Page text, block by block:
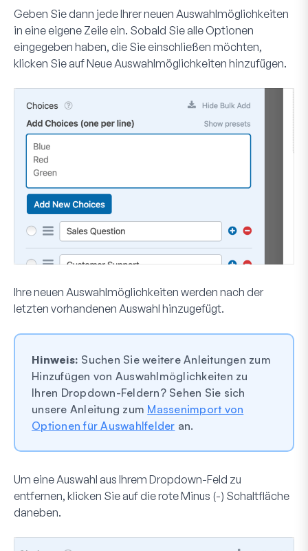
Geben Sie dann jede Ihrer neuen Auswahlmöglichkeiten
in eine eigene Zeile ein. Sobald Sie alle Optionen
eingegeben haben, die Sie einschließen möchten,
klicken Sie aufNeue Auswahlmöglichkeiten hinzufügen.
Ihre neuen Auswahlmöglichkeiten werden nach der
letzten vorhandenen Auswahl hinzugefügt.
Hinweis: Suchen Sie weitere Anleitungen zum
Hinzufügen von Auswahlmöglichkeiten zu
Ihren Dropdown-Feldern? Sehen Sie sich
unsere Anleitung zum Massenimport von
Optionen für Auswahlfelder an.
Um eine Auswahl aus Ihrem Dropdown-Feld zu
entfernen, klicken Sie auf die roteMinus (-) Schaltfläche
daneben.